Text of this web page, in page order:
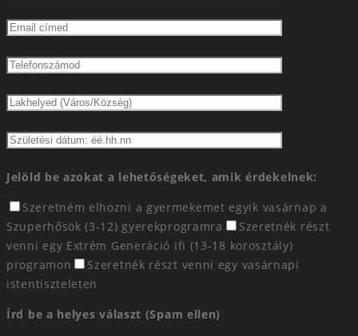
Jelöld be azokat a lehetőségeket, amik érdekelnek:
Szeretném elhozni a gyermekemet egyik vasárnap a
Szuperhősök (3-12) gyerekprogramra
Szeretnék részt
venni egy Extrém Generáció ifi (13-18 korosztály)
programon
Szeretnék részt venni egy vasárnapi
istentiszteleten
Írd be a helyes választ (Spam ellen)